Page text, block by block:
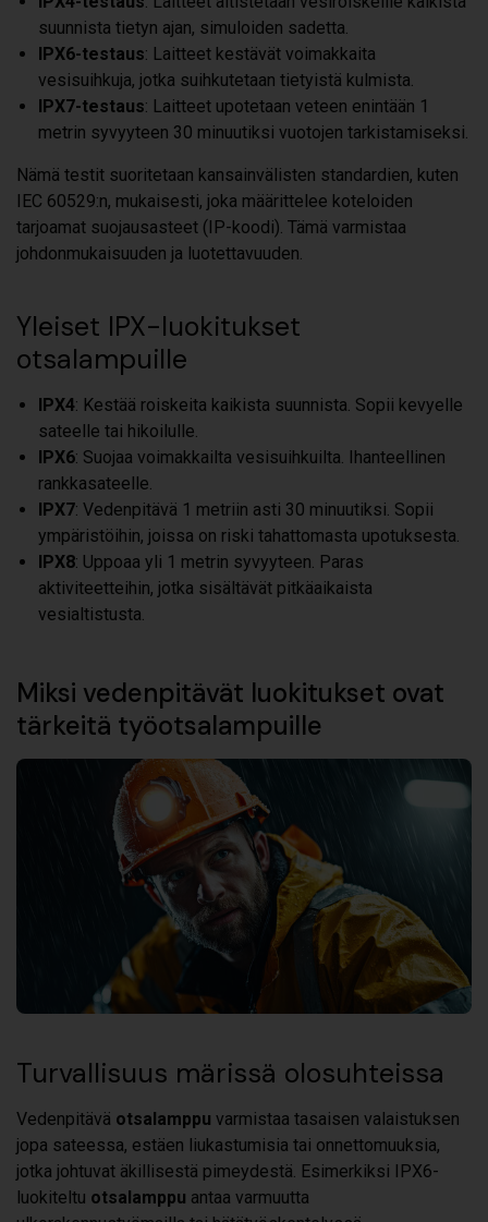
suunnista tietyn ajan, simuloiden sadetta.
IPX6-testaus: Laitteet kestävät voimakkaita
vesisuihkuja, jotka suihkutetaan tietyistä kulmista.
IPX7-testaus: Laitteet upotetaan veteen enintään 1
metrin syvyyteen 30 minuutiksi vuotojen tarkistamiseksi.
Nämä testit suoritetaan kansainvälisten standardien, kuten
IEC 60529:n, mukaisesti, joka määrittelee koteloiden
tarjoamat suojausasteet (IP-koodi). Tämä varmistaa
johdonmukaisuuden ja luotettavuuden.
Yleiset IPX-luokitukset
otsalampuille
IPX4: Kestää roiskeita kaikista suunnista. Sopii kevyelle
sateelle tai hikoilulle.
IPX6: Suojaa voimakkailta vesisuihkuilta. Ihanteellinen
rankkasateelle.
IPX7: Vedenpitävä 1 metriin asti 30 minuutiksi. Sopii
ympäristöihin, joissa on riski tahattomasta upotuksesta.
IPX8: Uppoaa yli 1 metrin syvyyteen. Paras
aktiviteetteihin, jotka sisältävät pitkäaikaista
vesialtistusta.
Miksi vedenpitävät luokitukset ovat
tärkeitä työotsalampuille
Turvallisuus märissä olosuhteissa
Vedenpitävä otsalamppu varmistaa tasaisen valaistuksen
jopa sateessa, estäen liukastumisia tai onnettomuuksia,
jotka johtuvat äkillisestä pimeydestä. Esimerkiksi IPX6-
luokiteltu otsalamppu antaa varmuutta